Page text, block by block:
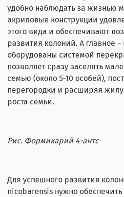
удобно наблюдать за жизнью
акриловые конструкции
этого вида и обеспечивают
развития колоний. А главное –
оборудованы системой
позволяет сразу заселять
семью (около 5-10 особей),
перегородки и расширяя
роста семьи.
Рис. Формикарий 4-антс
Для успешного развития
nicobarensis нужно